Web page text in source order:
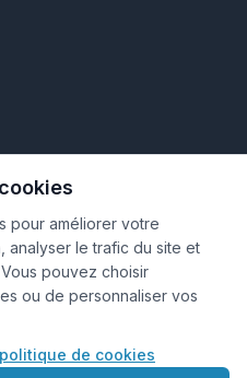
réservés.
pour améliorer votre
analyser le trafic du site et
pouvez choisir
ou de personnaliser vos
de cookies